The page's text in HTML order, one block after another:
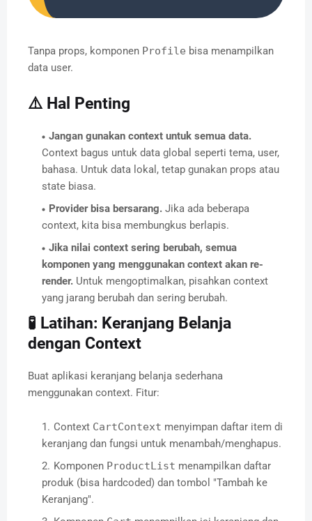
Tanpa props, komponen Profile bisa menampilkan
data user.
⚠️ Hal Penting
Jangan gunakan context untuk semua data.
Context bagus untuk data global seperti tema, user,
bahasa. Untuk data lokal, tetap gunakan props atau
state biasa.
Provider bisa bersarang. Jika ada beberapa
context, kita bisa membungkus berlapis.
Jika nilai context sering berubah, semua
komponen yang menggunakan context akan re-
render. Untuk mengoptimalkan, pisahkan context
yang jarang berubah dan sering berubah.
🧪 Latihan: Keranjang Belanja
dengan Context
Buat aplikasi keranjang belanja sederhana
menggunakan context. Fitur:
Context CartContext menyimpan daftar item di
keranjang dan fungsi untuk menambah/menghapus.
Komponen ProductList menampilkan daftar
produk (bisa hardcoded) dan tombol "Tambah ke
Keranjang".